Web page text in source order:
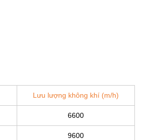
Lưu lượng không khí (m/h)
6600
9600